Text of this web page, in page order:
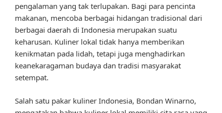
pengalaman yang tak terlupakan. Bagi para pencinta
makanan, mencoba berbagai hidangan tradisional dari
berbagai daerah di Indonesia merupakan suatu
keharusan. Kuliner lokal tidak hanya memberikan
kenikmatan pada lidah, tetapi juga menghadirkan
keanekaragaman budaya dan tradisi masyarakat
setempat.
Salah satu pakar kuliner Indonesia, Bondan Winarno,